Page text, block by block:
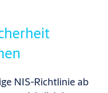
NIS-Richtlinie ab